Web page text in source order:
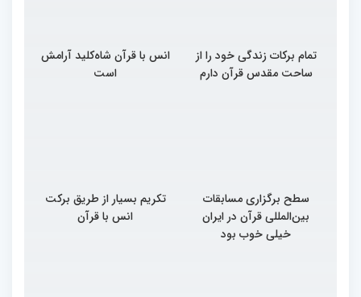
تمام برکات زندگی خود را از
ساحت مقدس قرآن دارم
انس با قرآن شاه‌کلید آرامش
است
سطح برگزاری مسابقات
بین‌المللی قرآن در ایران
خیلی خوب بود
تکریم بسیار از طریق برکت
انس با قرآن